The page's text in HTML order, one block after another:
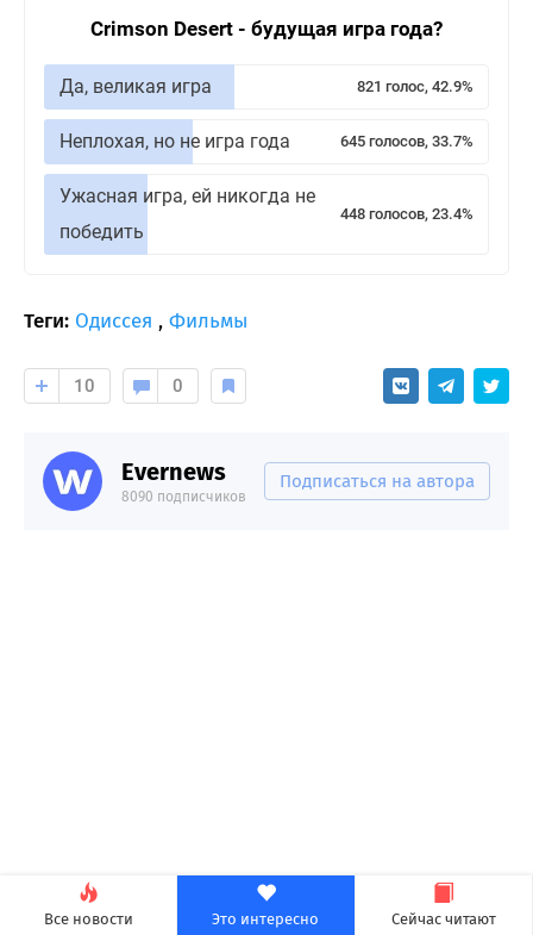
Все новости Это интересно Сейчас читают
Crimson Desert - будущая игра года?
Да, великая игра 821 голос, 42.9%
Неплохая, но не игра года 645 голосов, 33.7%
Ужасная игра, ей никогда не
победить
448 голосов, 23.4%
Теги: Одиссея , Фильмы
10 0
Evernews
8090 подписчиков
Подписаться на автора